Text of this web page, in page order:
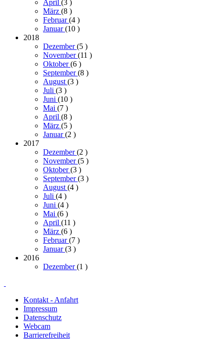
April (3 )
März (8 )
Februar(4 )
Januar(10 )
2018
Dezember(5 )
November(11 )
Oktober(6 )
September(8 )
August(3 )
Juli (3 )
Juni (10 )
Mai (7 )
April (8 )
März (5 )
Januar(2 )
2017
Dezember(2 )
November(5 )
Oktober(3 )
September(3 )
August(4 )
Juli (4 )
Juni (4 )
Mai (6 )
April (11 )
März (6 )
Februar(7 )
Januar(3 )
2016
Dezember(1 )
Kontakt - Anfahrt
Impressum
Datenschutz
Webcam
Barrierefreiheit